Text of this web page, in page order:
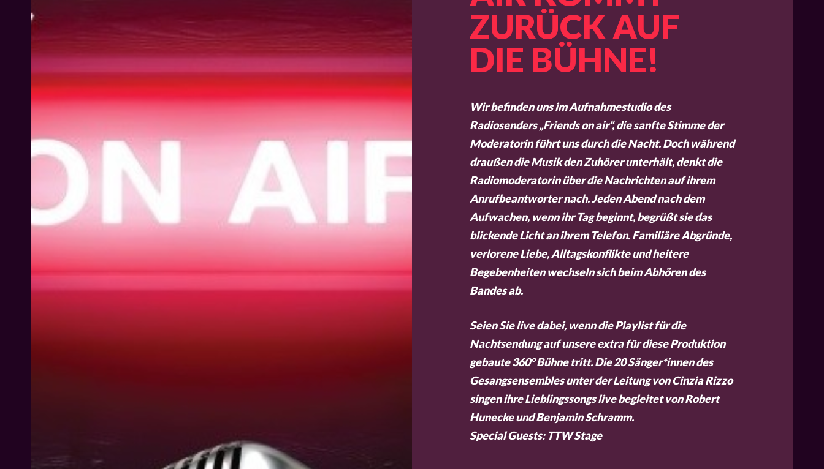
ZURÜCK AUF
DIE BÜHNE!
Wir befinden uns im Aufnahmestudio des
Radiosenders „Friends on air“, die sanfte Stimme der
Moderatorin führt uns durch die Nacht. Doch während
draußen die Musik den Zuhörer unterhält, denkt die
Radiomoderatorin über die Nachrichten auf ihrem
Anrufbeantworter nach. Jeden Abend nach dem
Aufwachen, wenn ihr Tag beginnt, begrüßt sie das
blickende Licht an ihrem Telefon. Familiäre Abgründe,
verlorene Liebe, Alltagskonflikte und heitere
Begebenheiten wechseln sich beim Abhören des
Bandes ab.
Seien Sie live dabei, wenn die Playlist für die
Nachtsendung auf unsere extra für diese Produktion
gebaute 360° Bühne tritt. Die 20 Sänger*innen des
Gesangsensembles unter der Leitung von Cinzia Rizzo
singen ihre Lieblingssongs live begleitet von Robert
Hunecke und Benjamin Schramm.
Special Guests: TTW Stage